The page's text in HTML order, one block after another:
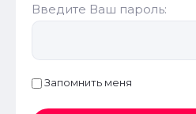
Введите Ваш пароль:
Запомнить меня